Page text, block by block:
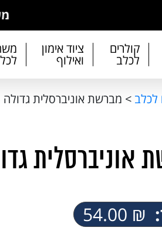
קולרים
לכלב
ציוד אימון
ואילוף
לכלב > מברשת אוניברסלית גדולה
אוניברסלית
54.00 ₪